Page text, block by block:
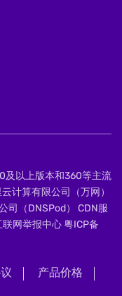
及以上版本和360等主流
计算有限公司（万网）
司（DNSPod） CDN服
网举报中心粤ICP备
产品价格